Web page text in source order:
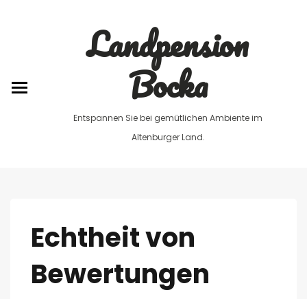
Landpension
Bocka
Entspannen Sie bei gemütlichen Ambiente im
Altenburger Land.
Echtheit von
Bewertungen